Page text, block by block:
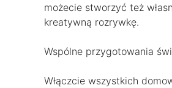
możecie stworzyć też
kreatywną rozrywkę.
Wspólne przygotowania
Włączcie wszystkich